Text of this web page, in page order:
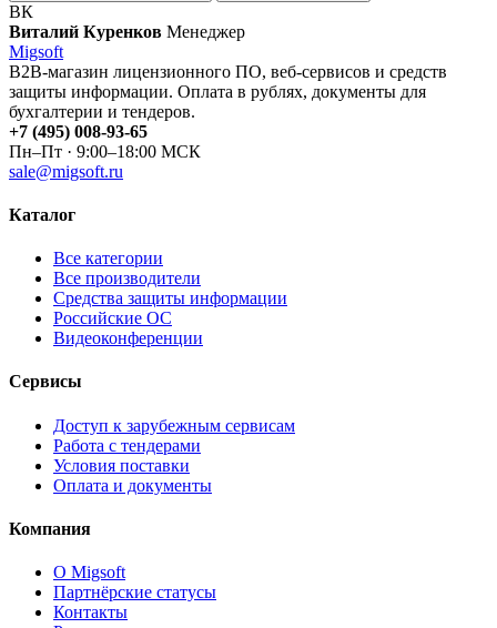
ВК
Виталий Куренков Менеджер
Migsoft
B2B-магазин лицензионного ПО, веб-сервисов и средств
защиты информации. Оплата в рублях, документы для
бухгалтерии и тендеров.
+7 (495) 008-93-65
Пн–Пт · 9:00–18:00 МСК
sale@migsoft.ru
Каталог
Все категории
Все производители
Средства защиты информации
Российские ОС
Видеоконференции
Сервисы
Доступ к зарубежным сервисам
Работа с тендерами
Условия поставки
Оплата и документы
Компания
О Migsoft
Партнёрские статусы
Контакты